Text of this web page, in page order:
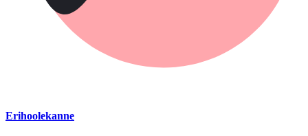
Erihoolekanne